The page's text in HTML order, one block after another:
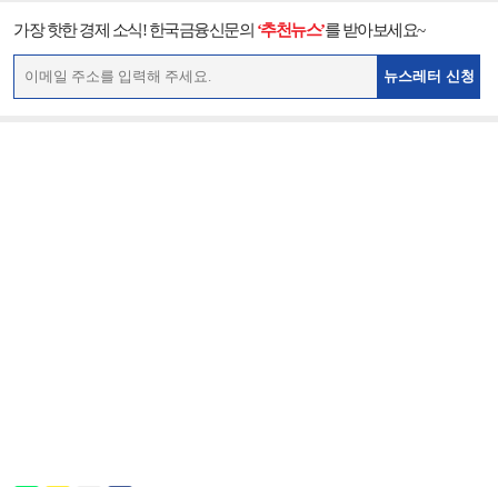
가장 핫한 경제 소식! 한국금융신문의 ‘추천뉴스’를 받아보세요~
뉴스레터 신청